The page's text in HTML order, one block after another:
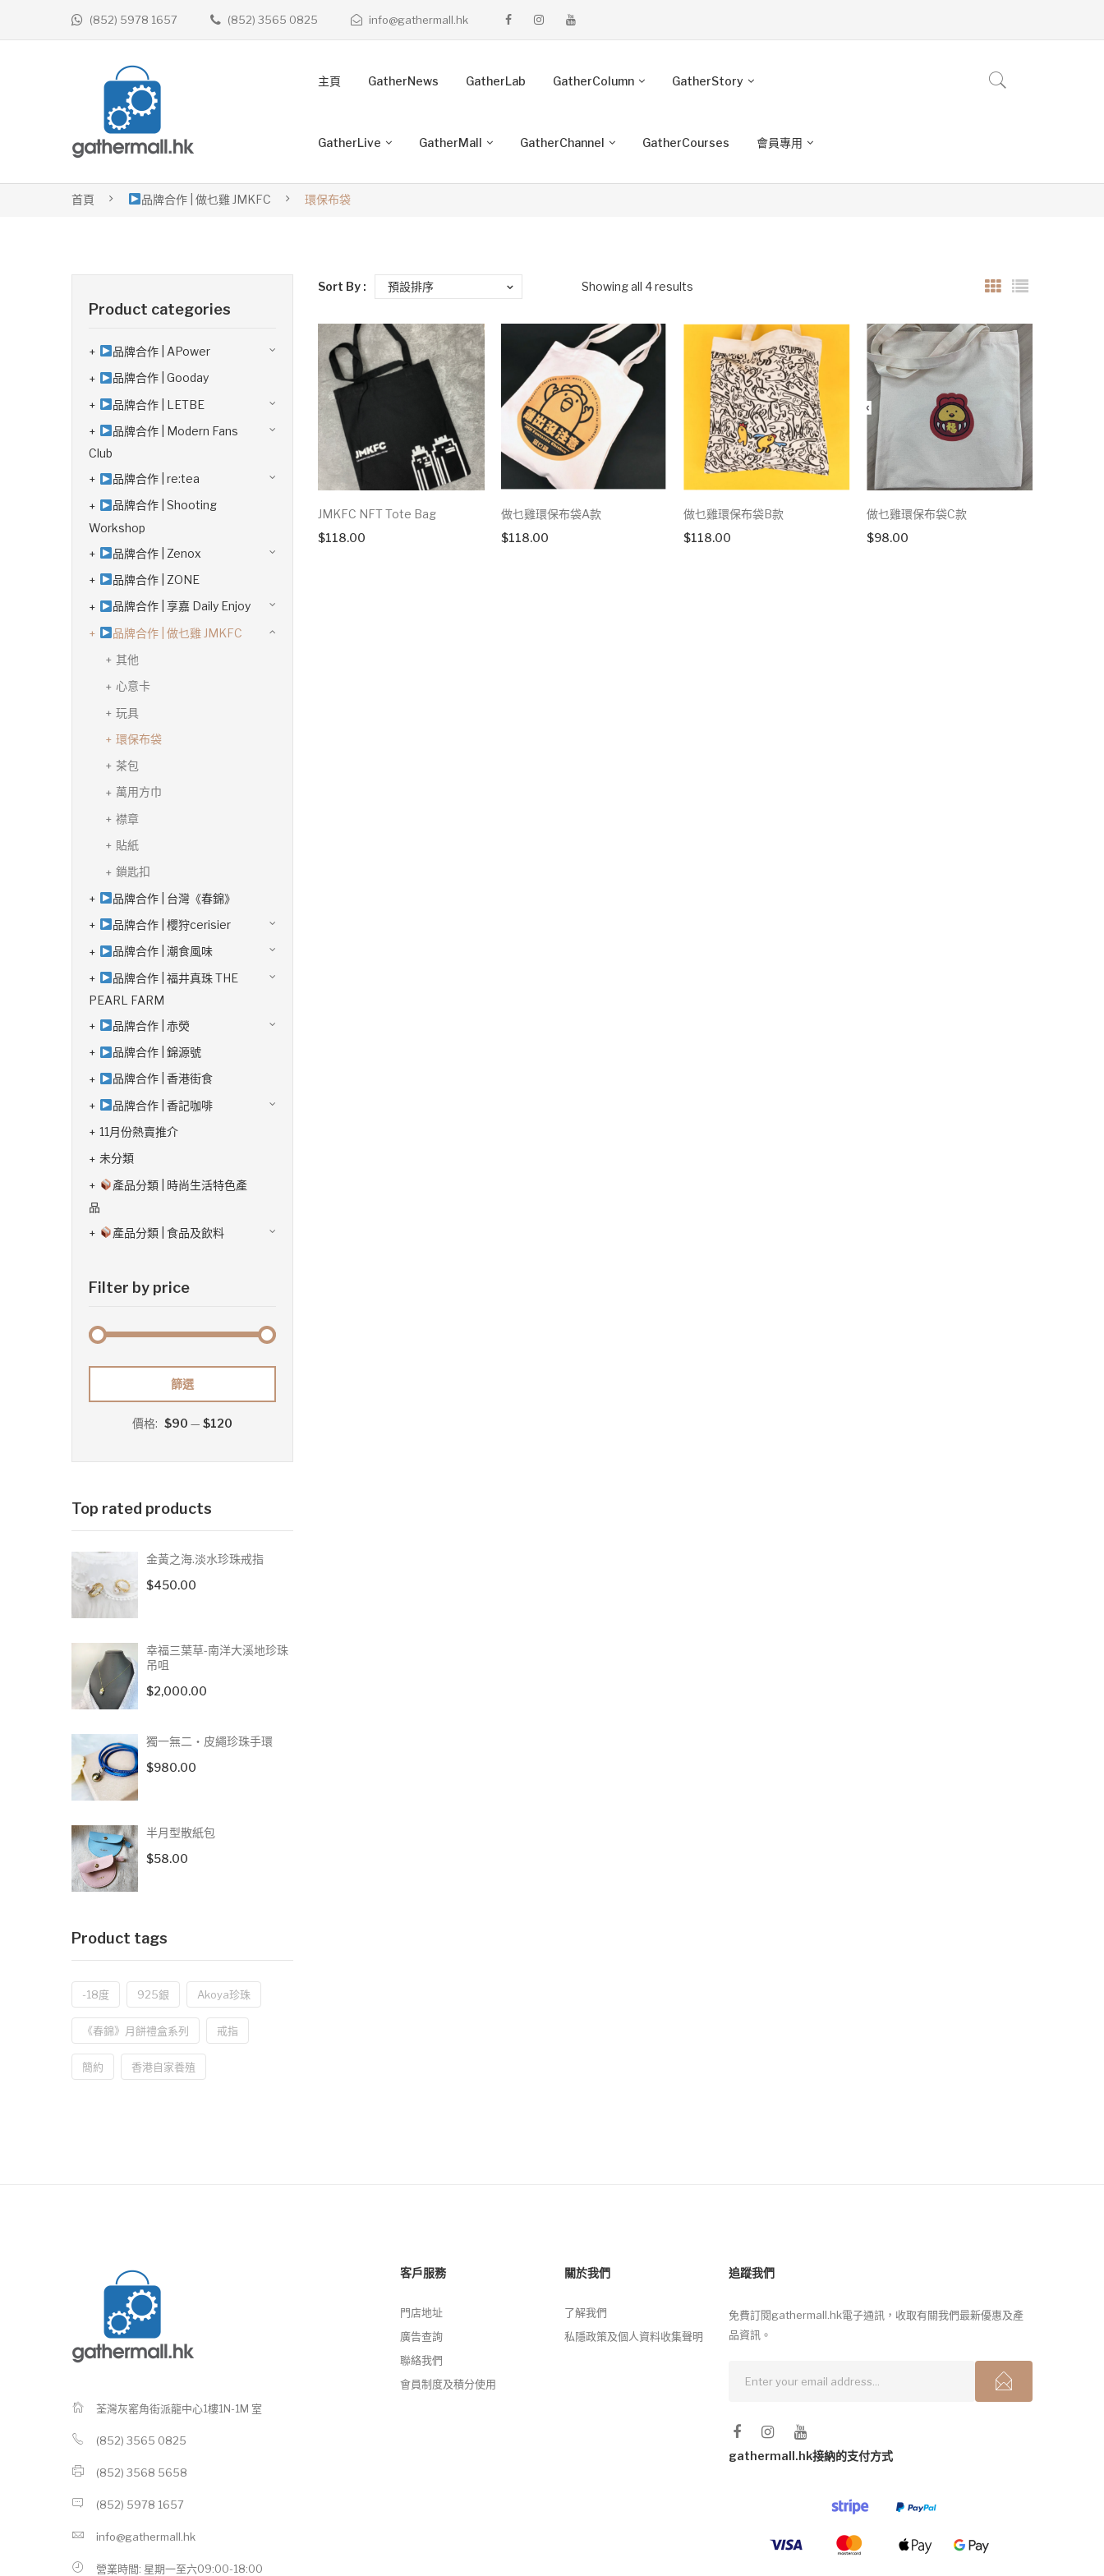
(852) 5978 1657 (852) 3565 0825 info@gathermall.hk
主頁 GatherNews GatherLab GatherColumn GatherStory
GatherLive GatherMall GatherChannel GatherCourses 會員專用
首頁 品牌合作 | 做乜雞 JMKFC 環保布袋
Showing all 4 results
Sort By : 預設排序
JMKFC NFT Tote Bag
$118.00
做乜雞環保布袋A款
$118.00
做乜雞環保布袋B款
$118.00
做乜雞環保布袋C款
$98.00
Product categories
品牌合作 | APower
品牌合作 | Gooday
品牌合作 | LETBE
品牌合作 | Modern Fans
Club
品牌合作 | re:tea
品牌合作 | Shooting
Workshop
品牌合作 | Zenox
品牌合作 | ZONE
品牌合作 | 享嘉 Daily Enjoy
品牌合作 | 做乜雞 JMKFC
其他
心意卡
玩具
環保布袋
茶包
萬用方巾
襟章
貼紙
鎖匙扣
品牌合作 | 台灣《春錦》
品牌合作 | 櫻狩cerisier
品牌合作 | 潮食風味
品牌合作 | 福井真珠 THE
PEARL FARM
品牌合作 | 赤熒
品牌合作 | 錦源號
品牌合作 | 香港街食
品牌合作 | 香記咖啡
11月份熱賣推介
未分類
產品分類 | 時尚生活特色產
品
產品分類 | 食品及飲料
Filter by price
低
格
高
格
篩選
價格: $90 — $120
Top rated products
金黃之海.淡水珍珠戒指
$450.00
幸福三葉草-南洋大溪地珍珠
吊咀
$2,000.00
獨一無二‧皮繩珍珠手環
$980.00
半月型散紙包
$58.00
Product tags
-18度 925銀 Akoya珍珠
《春錦》月餅禮盒系列 戒指
簡約 香港自家養殖
荃灣灰窰角街派龍中心1樓1N-1M 室
(852) 3565 0825
(852) 3568 5658
(852) 5978 1657
info@gathermall.hk
營業時間: 星期一至六09:00-18:00
客戶服務
門店地址
廣告查詢
聯絡我們
會員制度及積分使用
關於我們
了解我們
私隱政策及個人資料收集聲明
追蹤我們
免費訂閱gathermall.hk電子通訊，收取有關我們最新優惠及產
品資訊。
gathermall.hk接納的支付方式